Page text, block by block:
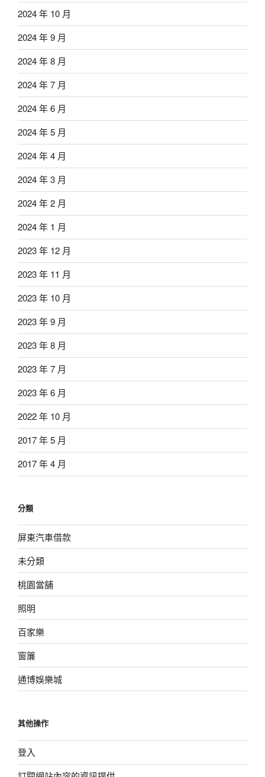
2024 年 10 月
2024 年 9 月
2024 年 8 月
2024 年 7 月
2024 年 6 月
2024 年 5 月
2024 年 4 月
2024 年 3 月
2024 年 2 月
2024 年 1 月
2023 年 12 月
2023 年 11 月
2023 年 10 月
2023 年 9 月
2023 年 8 月
2023 年 7 月
2023 年 6 月
2022 年 10 月
2017 年 5 月
2017 年 4 月
分類
屏東汽車借款
未分類
桃園當舖
照明
百家樂
窗簾
通博娛樂城
其他操作
登入